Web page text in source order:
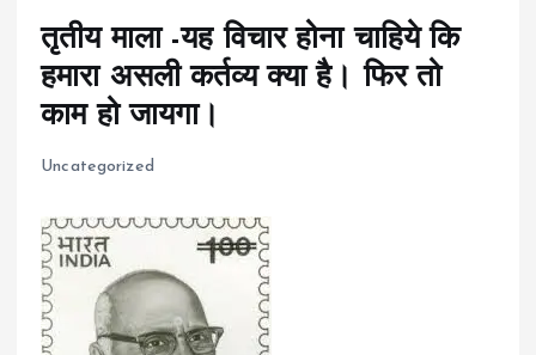
तृतीय माला -यह विचार होना चाहिये कि
हमारा असली कर्तव्य क्या है। फिर तो
काम हो जायगा।
Uncategorized